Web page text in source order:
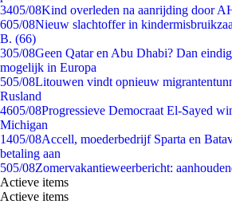
3405/08Kind overleden na aanrijding door
605/08Nieuw slachtoffer in
B. (66)
305/08Geen Qatar en Abu Dhabi? Dan
mogelijk in Europa
505/08Litouwen vindt opnieuw
Rusland
4605/08Progressieve Democraat El-Sayed
Michigan
1405/08Accell, moederbedrijf Sparta en
betaling aan
505/08Zomervakantieweerbericht:
Actieve items
Actieve items